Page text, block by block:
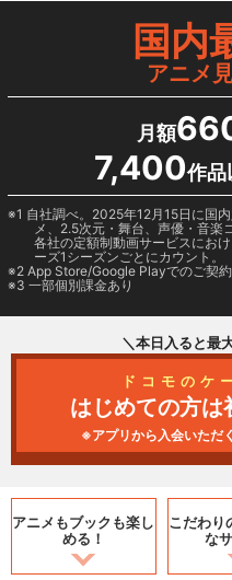
国内
アニメ
月額
7,400作品
1 自社調べ。2025年12月15日に国
メ、2.5次元・舞台、声優・音楽
各社の定額制動画サービスにお
ーズ1シーズンごとにカウント。
2 App Store/Google Playでのご契
3 一部個別課金あり
＼本日入ると最
ドコモのケ
はじめての方は
※アプリから入会いただ
アニメもブックも楽し
める！
こだわり
な